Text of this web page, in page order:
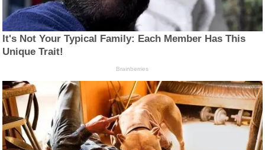
It's Not Your Typical Family: Each Member Has This
Unique Trait!
Brainberries